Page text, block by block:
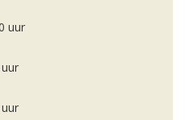
uur